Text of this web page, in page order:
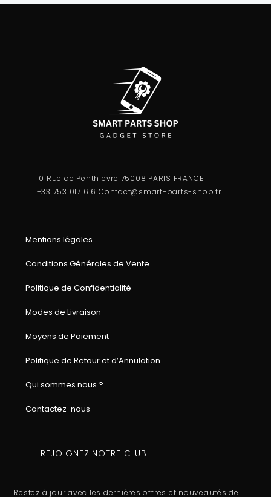
10 Rue de Penthievre 75008 PARIS FRANCE
+33 753 017 616 Contact@smart-parts-shop.fr
Mentions légales
Conditions Générales de Vente
Politique de Confidentialité
Modes de Livraison
Moyens de Paiement
Politique de Retour et d’Annulation
Qui sommes nous ?
Contactez-nous
REJOIGNEZ NOTRE CLUB !
Restez à jour avec les dernières offres et nouveautés de